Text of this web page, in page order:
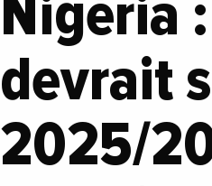
devrait
2025/